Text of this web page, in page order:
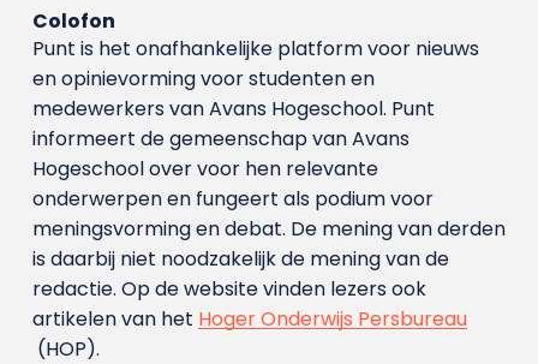
Colofon
Punt is het onafhankelijke platform voor nieuws
en opinievorming voor studenten en
medewerkers van Avans Hoge­school. Punt
informeert de gemeenschap van Avans
Hogeschool over voor hen relevante
onderwerpen en fungeert als podium voor
meningsvorming en debat. De mening van derden
is daarbij niet noodzakelijk de mening van de
redactie. Op de website vinden lezers ook
artikelen van het Hoger Onderwijs Persbureau
(HOP).